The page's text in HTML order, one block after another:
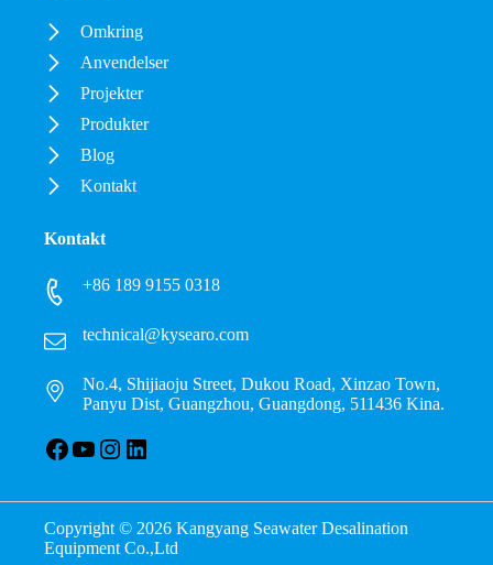
Omkring
Anvendelser
Projekter
Produkter
Blog
Kontakt
Kontakt
+86 189 9155 0318
technical@kysearo.com
No.4, Shijiaoju Street, Dukou Road, Xinzao Town,
Panyu Dist, Guangzhou, Guangdong, 511436 Kina.
Facebook
YouTube
Instagram
LinkedIn
Copyright © 2026 Kangyang Seawater Desalination
Equipment Co.,Ltd